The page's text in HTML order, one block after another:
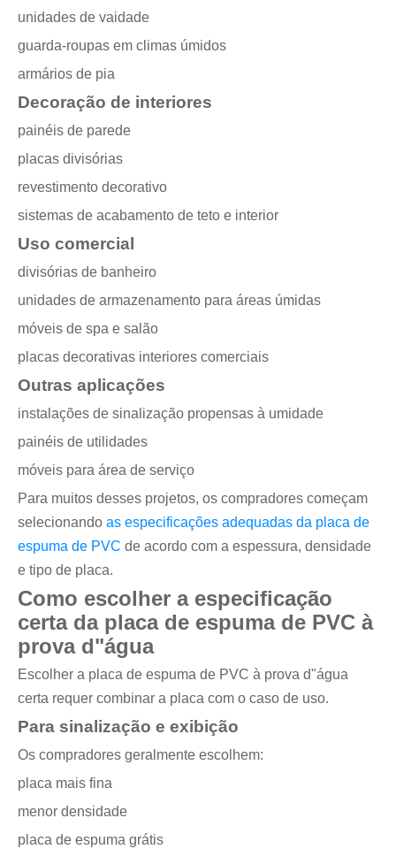
unidades de vaidade
guarda-roupas em climas úmidos
armários de pia
Decoração de interiores
painéis de parede
placas divisórias
revestimento decorativo
sistemas de acabamento de teto e interior
Uso comercial
divisórias de banheiro
unidades de armazenamento para áreas úmidas
móveis de spa e salão
placas decorativas interiores comerciais
Outras aplicações
instalações de sinalização propensas à umidade
painéis de utilidades
móveis para área de serviço
Para muitos desses projetos, os compradores começam
selecionando as especificações adequadas da placa de
espuma de PVC de acordo com a espessura, densidade
e tipo de placa.
Como escolher a especificação
certa da placa de espuma de PVC à
prova d"água
Escolher a placa de espuma de PVC à prova d"água
certa requer combinar a placa com o caso de uso.
Para sinalização e exibição
Os compradores geralmente escolhem:
placa mais fina
menor densidade
placa de espuma grátis